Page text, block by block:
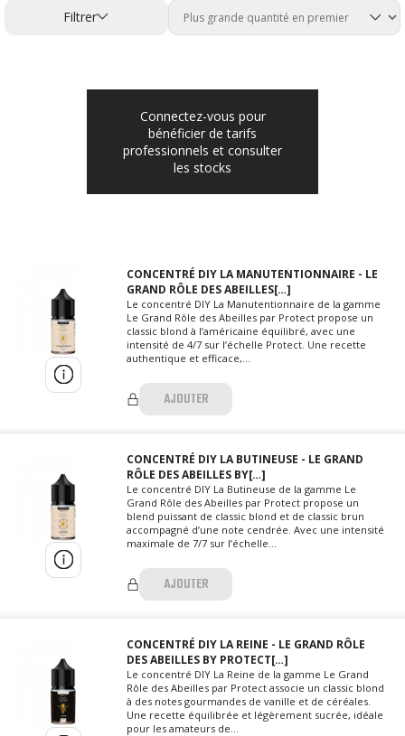
Filtrer
Connectez-vous pour
bénéficier de tarifs
professionnels et consulter
les stocks
CONCENTRÉ DIY LA MANUTENTIONNAIRE - LE
GRAND RÔLE DES ABEILLES[…]
Le concentré DIY La Manutentionnaire de la gamme
Le Grand Rôle des Abeilles par Protect propose un
classic blond à l’américaine équilibré, avec une
intensité de 4/7 sur l’échelle Protect. Une recette
authentique et efficace,...
AJOUTER
CONCENTRÉ DIY LA BUTINEUSE - LE GRAND
RÔLE DES ABEILLES BY[…]
Le concentré DIY La Butineuse de la gamme Le
Grand Rôle des Abeilles par Protect propose un
blend puissant de classic blond et de classic brun
accompagné d’une note cendrée. Avec une intensité
maximale de 7/7 sur l’échelle...
AJOUTER
CONCENTRÉ DIY LA REINE - LE GRAND RÔLE
DES ABEILLES BY PROTECT[…]
Le concentré DIY La Reine de la gamme Le Grand
Rôle des Abeilles par Protect associe un classic blond
à des notes gourmandes de vanille et de céréales.
Une recette équilibrée et légèrement sucrée, idéale
pour les amateurs de...